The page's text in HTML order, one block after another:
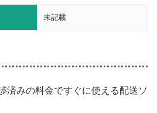
未記載
済みの料金ですぐに使える配送ソ